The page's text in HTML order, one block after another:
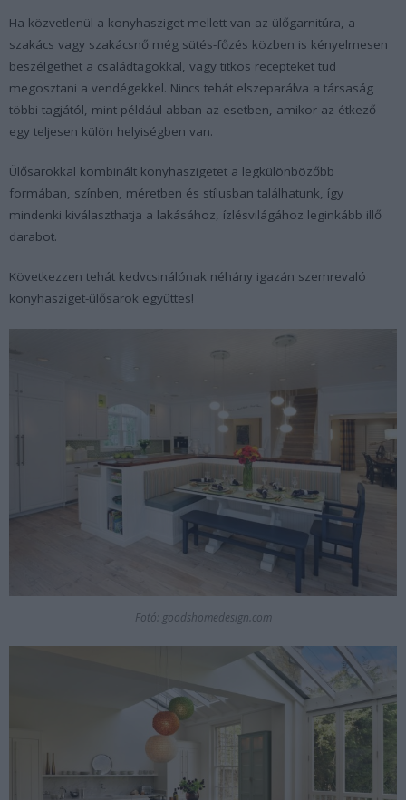
Ha közvetlenül a konyhasziget mellett van az ülőgarnitúra, a
szakács vagy szakácsnő még sütés-főzés közben is kényelmesen
beszélgethet a családtagokkal, vagy titkos recepteket tud
megosztani a vendégekkel. Nincs tehát elszeparálva a társaság
többi tagjától, mint például abban az esetben, amikor az étkező
egy teljesen külön helyiségben van.
Ülősarokkal kombinált konyhaszigetet a legkülönbözőbb
formában, színben, méretben és stílusban találhatunk, így
mindenki kiválaszthatja a lakásához, ízlésvilágához leginkább illő
darabot.
Következzen tehát kedvcsinálónak néhány igazán szemrevaló
konyhasziget-ülősarok együttes!
Fotó: goodshomedesign.com